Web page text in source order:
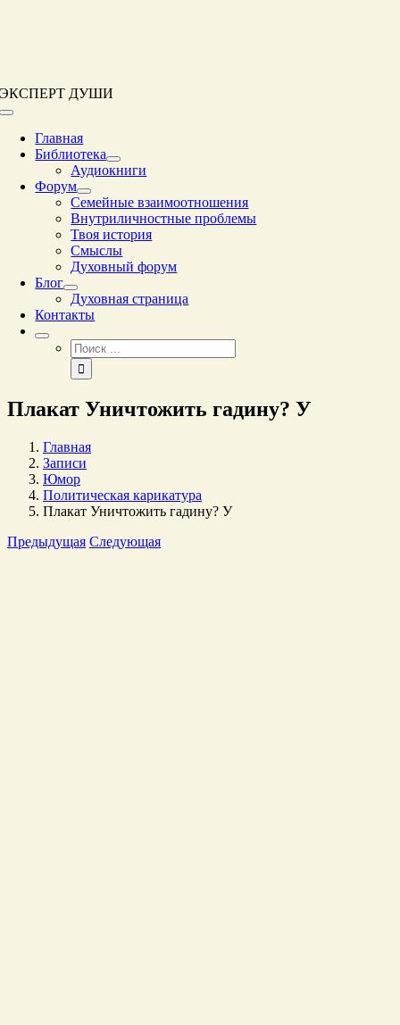
ЭКСПЕРТ ДУШИ
Переключение
навигацииГлавная
Библиотека
Аудиокниги
Форум
Семейные взаимоотношения
Внутриличностные проблемы
Твоя история
Смыслы
Духовный форум
Блог
Духовная страница
Контакты
Результат
поиска:
Плакат Уничтожить гадину? У
Главная
Записи
Юмор
Политическая карикатура
Плакат Уничтожить гадину? У
Предыдущая Следующая